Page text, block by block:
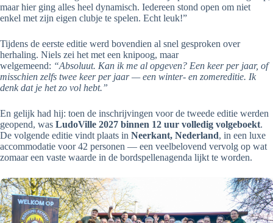
maar hier ging alles heel dynamisch. Iedereen stond open om niet
enkel met zijn eigen clubje te spelen. Echt leuk!”
Tijdens de eerste editie werd bovendien al snel gesproken over
herhaling. Niels zei het met een knipoog, maar
welgemeend: “Absoluut. Kan ik me al opgeven? Een keer per jaar, of
misschien zelfs twee keer per jaar — een winter‑ en zomereditie. Ik
denk dat je het zo vol hebt.”
En gelijk had hij: toen de inschrijvingen voor de tweede editie werden
geopend, was LudoVille 2027 binnen 12 uur volledig volgeboekt.
De volgende editie vindt plaats in Neerkant, Nederland, in een luxe
accommodatie voor 42 personen — een veelbelovend vervolg op wat
zomaar een vaste waarde in de bordspellenagenda lijkt te worden.